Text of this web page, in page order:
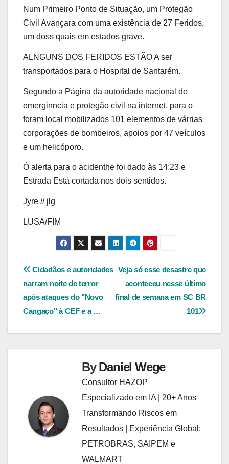
Num Primeiro Ponto de Situação, um Protegão
Civil Avançara com uma existência de 27 Feridos,
um doss quais em estados grave.
ALNGUNS DOS FERIDOS ESTÃO A ser
transportados para o Hospital de Santarém.
Segundo a Página da autoridade nacional de
emerginncia e protegão civil na internet, para o
foram local mobilizados 101 elementos de várrias
corporações de bombeiros, apoios por 47 veículos
e um helicóporo.
Ó alerta para o acidenthe foi dado às 14:23 e
Estrada Está cortada nos dois sentidos.
Jyre // jlg
LUSA/FIM
Navegação
de
Post
Veja só esse desastre que
aconteceu nesse último
final de semana em SC BR
101
Cidadãos e autoridades
narram noite de terror
após ataques do "Novo
Cangaço" à CEF e a …
ByDaniel Wege
Consultor HAZOP
Especializado em IA | 20+ Anos
Transformando Riscos em
Resultados | Experiência Global:
PETROBRAS, SAIPEM e
WALMART